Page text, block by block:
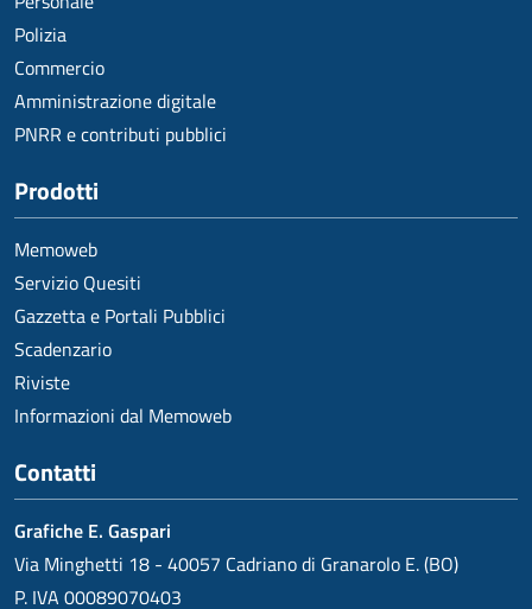
Polizia
Commercio
Amministrazione digitale
PNRR e contributi pubblici
Prodotti
Memoweb
Servizio Quesiti
Gazzetta e Portali Pubblici
Scadenzario
Riviste
Informazioni dal Memoweb
Contatti
Grafiche E. Gaspari
Via Minghetti 18 - 40057 Cadriano di Granarolo E. (BO)
P. IVA 00089070403